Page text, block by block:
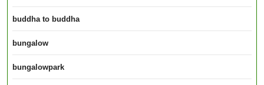
buddha to buddha
bungalow
bungalowpark